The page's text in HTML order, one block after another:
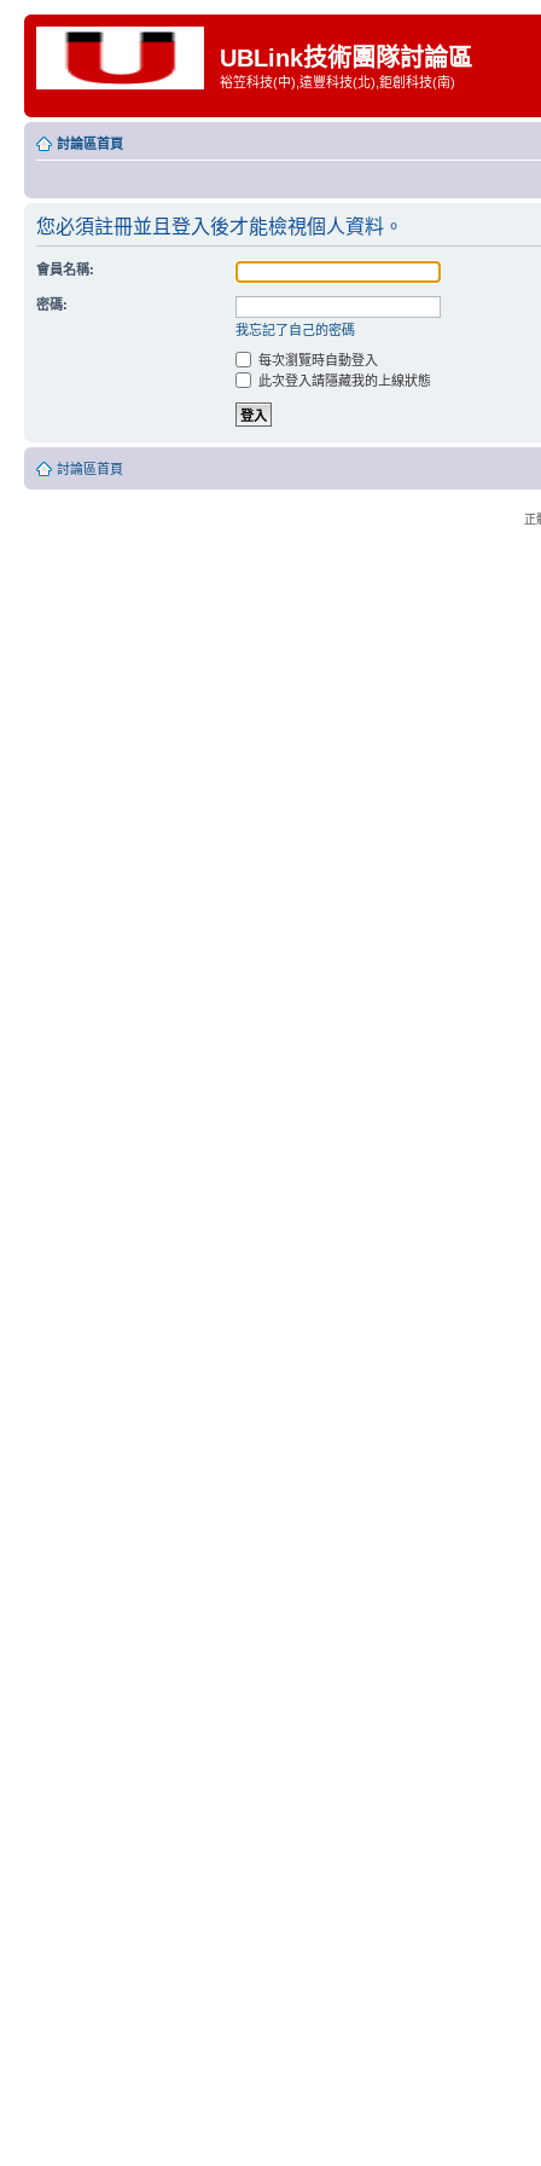
UBLink技術團隊討論區
裕笠科技(中),遠豐科技(北),鉅創科技(南)
討論區首頁
您必須註冊並且登入後才能檢視個人資料。
會員名稱:
密碼:
我忘記了自己的密碼
每次瀏覽時自動登入
此次登入請隱藏我的上線狀態
討論區首頁
正